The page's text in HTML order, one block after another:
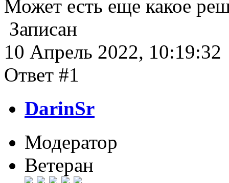
Может есть еще какое
Записан
10 Апрель 2022, 10:19:32
Ответ #1
DarinSr
Модератор
Ветеран